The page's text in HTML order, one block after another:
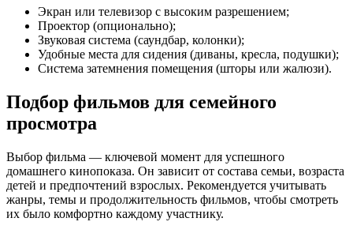
Экран или телевизор с высоким разрешением;
Проектор (опционально);
Звуковая система (саундбар, колонки);
Удобные места для сидения (диваны, кресла, подушки);
Система затемнения помещения (шторы или жалюзи).
Подбор фильмов для семейного
просмотра
Выбор фильма — ключевой момент для успешного
домашнего кинопоказа. Он зависит от состава семьи, возраста
детей и предпочтений взрослых. Рекомендуется учитывать
жанры, темы и продолжительность фильмов, чтобы смотреть
их было комфортно каждому участнику.